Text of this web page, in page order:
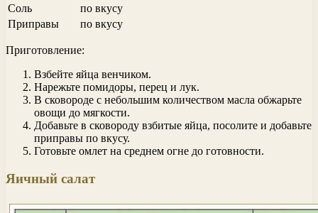
Соль
по вкусу
Приправы
по вкусу
Приготовление:
Взбейте яйца венчиком.
Нарежьте помидоры, перец и лук.
В сковороде с небольшим количеством масла обжарьте
овощи до мягкости.
Добавьте в сковороду взбитые яйца, посолите и добавьте
приправы по вкусу.
Готовьте омлет на среднем огне до готовности.
Яичный салат